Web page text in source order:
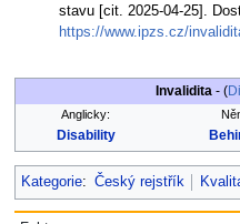
stavu [cit. 2025-04-25].
https://www.ipzs.cz/
Invalidita - (
Anglicky:
Disability
Kategorie: Český rejstřík